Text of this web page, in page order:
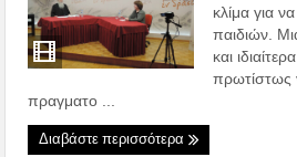
κλίμα για
παιδιών.
και
πρωτίστως
πραγματο ...
Διαβάστε περισσότερα